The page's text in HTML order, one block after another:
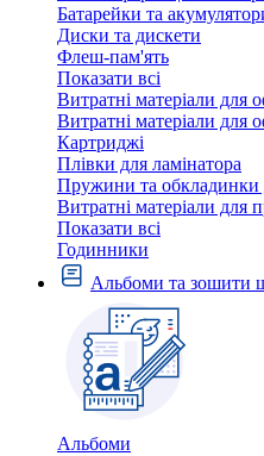
Батарейки та
Диски та дискети
Флеш-пам'ять
Показати всі
Витратні матеріали для
Витратні матеріали для
Картриджi
Плівки для ламінатора
Пружини та обкладинки
Витратні матеріали для
Показати всі
Годинники
Альбоми та зошити
Альбоми